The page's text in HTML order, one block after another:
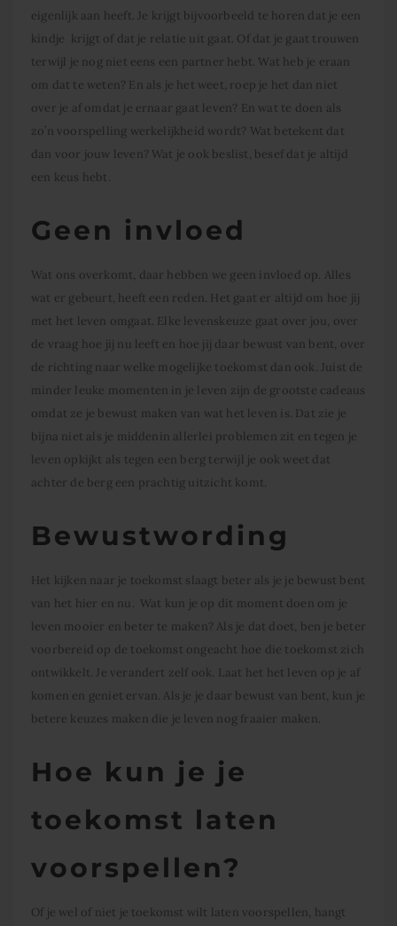
eigenlijk aan heeft. Je krijgt bijvoorbeeld te horen dat je een
kindje krijgt of dat je relatie uit gaat. Of dat je gaat trouwen
terwijl je nog niet eens een partner hebt. Wat heb je eraan
om dat te weten? En als je het weet, roep je het dan niet
over je af omdat je ernaar gaat leven? En wat te doen als
zo’n voorspelling werkelijkheid wordt? Wat betekent dat
dan voor jouw leven? Wat je ook beslist, besef dat je altijd
een keus hebt.
Geen invloed
Wat ons overkomt, daar hebben we geen invloed op. Alles
wat er gebeurt, heeft een reden. Het gaat er altijd om hoe jij
met het leven omgaat. Elke levenskeuze gaat over jou, over
de vraag hoe jij nu leeft en hoe jij daar bewust van bent, over
de richting naar welke mogelijke toekomst dan ook. Juist de
minder leuke momenten in je leven zijn de grootste cadeaus
omdat ze je bewust maken van wat het leven is. Dat zie je
bijna niet als je middenin allerlei problemen zit en tegen je
leven opkijkt als tegen een berg terwijl je ook weet dat
achter de berg een prachtig uitzicht komt.
Bewustwording
Het kijken naar je toekomst slaagt beter als je je bewust bent
van het hier en nu. Wat kun je op dit moment doen om je
leven mooier en beter te maken? Als je dat doet, ben je beter
voorbereid op de toekomst ongeacht hoe die toekomst zich
ontwikkelt. Je verandert zelf ook. Laat het het leven op je af
komen en geniet ervan. Als je je daar bewust van bent, kun je
betere keuzes maken die je leven nog fraaier maken.
Hoe kun je je
toekomst laten
voorspellen?
Of je wel of niet je toekomst wilt laten voorspellen, hangt